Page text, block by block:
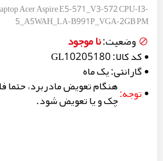
Acer Aspire E5-571_V3-572 CPU-I3-
5_A5WAH_LA-B991P_VGA-2GB PM
وضعیت:نا موجود
کد کالا:GL10205180
گارانتی:یک ماه
توجه:هنگام تعویض مادربرد، حتما
چک و یا تعویض شود.